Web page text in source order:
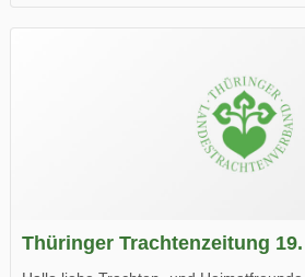
Wir wünschen Euch viel Spaß beim
Thüringer Trachtenzeitung